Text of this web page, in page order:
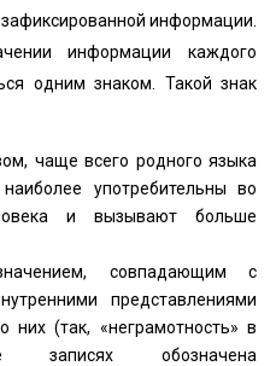
информации.
информации каждого
одним знаком. Такой знак
чаще всего родного языка
употребительны во
и вызывают больше
совпадающим с
представлениями
них (так, «неграмотность» в
записях обозначена